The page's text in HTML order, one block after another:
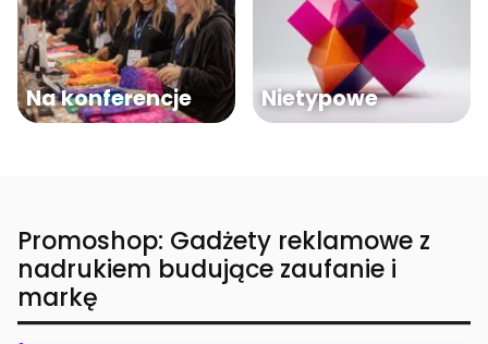
Na konferencje Nietypowe
Promoshop: Gadżety reklamowe z
nadrukiem budujące zaufanie i
markę